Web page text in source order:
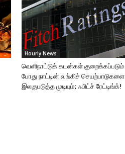
Hourly News
வெளிநாட்டுக் கடன்கள் குறைக்கப்படும்
போது நாட்டின் வங்கிச் செயற்பாடுகளை
இலகுபடுத்த முடியும்; ஃபிட்ச் ரேட்டிங்க்!